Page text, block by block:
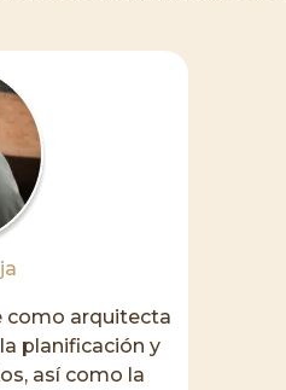
como arquitecta
planificación y
así como la